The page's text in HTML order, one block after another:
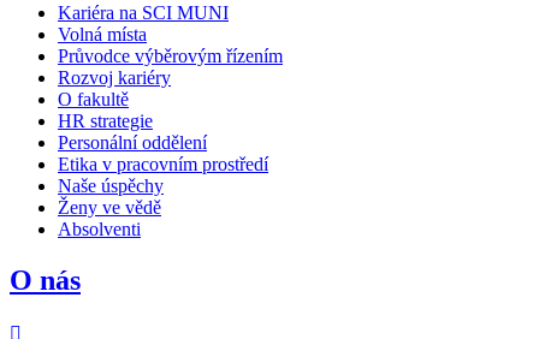
Kariéra na SCI MUNI
Volná místa
Průvodce výběrovým řízením
Rozvoj kariéry
O fakultě
HR strategie
Personální oddělení
Etika v pracovním prostředí
Naše úspěchy
Ženy ve vědě
Absolventi
O nás